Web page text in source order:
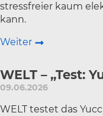
stressfreier kaum
kann.
Weiter
WELT – „Test:
09.06.2026
WELT testet das